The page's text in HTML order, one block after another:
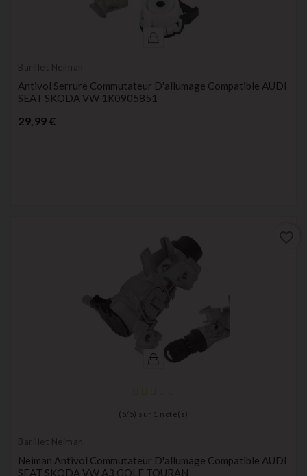
Barillet Neiman
Antivol Serrure Commutateur D'allumage Compatible AUDI
SEAT SKODA VW 1K0905851
29,99 €
( 5/ 5) sur 1 note(s)
Barillet Neiman
Neiman Antivol Commutateur D'allumage Compatible AUDI
SEAT SKODA VW A3 GOLF TOURAN